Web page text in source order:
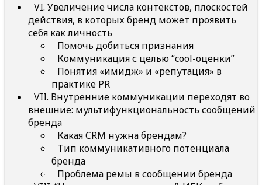
VI. Увеличение числа контекстов, плоскостей
действия, в которых бренд может проявить
себя как личность
Помочь добиться признания
Коммуникация с целью “cool-оценки”
Понятия «имидж» и «репутация» в
практике PR
VII. Внутренние коммуникации переходят во
внешние: мультифункциональность сообщений
бренда
Какая CRM нужна брендам?
Тип коммуникативного потенциала
бренда
Проблема ремы в сообщении бренда